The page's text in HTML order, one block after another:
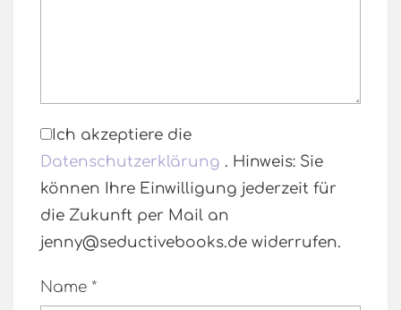
Ich akzeptiere die
Datenschutzerklärung . Hinweis: Sie
können Ihre Einwilligung jederzeit für
die Zukunft per Mail an
jenny@seductivebooks.de widerrufen.
Name *